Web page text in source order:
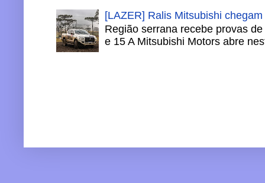
[LAZER] Ralis Mitsubishi
Região serrana recebe provas
e 15 A Mitsubishi Motors abre